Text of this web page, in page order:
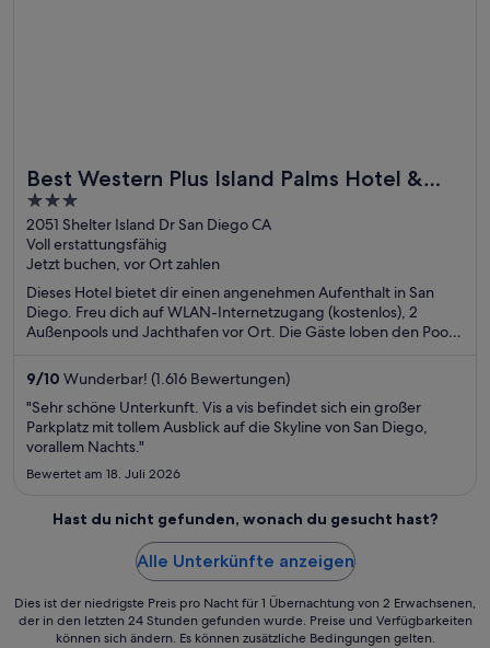
Best Western Plus Island Palms Hotel &
Marina
3
out
of
5
2051 Shelter Island Dr San Diego CA
Voll erstattungsfähig
Jetzt buchen, vor Ort zahlen
Dieses Hotel bietet dir einen angenehmen Aufenthalt in San
Diego. Freu dich auf WLAN-Internetzugang (kostenlos), 2
Außenpools und Jachthafen vor Ort. Die Gäste loben den Pool
Sehenswürdigkeiten – U.S.S. Midway Museum und Strand von
Coronado – befinden sich in der Nähe.
9/10 Wunderbar! (1.616 Bewertungen)
"Sehr schöne Unterkunft. Vis a vis befindet sich ein großer
Parkplatz mit tollem Ausblick auf die Skyline von San Diego,
vorallem Nachts."
Bewertet am 18. Juli 2026
Hast du nicht gefunden, wonach du gesucht hast?
Alle Unterkünfte anzeigen
Dies ist der niedrigste Preis pro Nacht für 1 Übernachtung von 2 Erwachsenen,
der in den letzten 24 Stunden gefunden wurde. Preise und Verfügbarkeiten
können sich ändern. Es können zusätzliche Bedingungen gelten.